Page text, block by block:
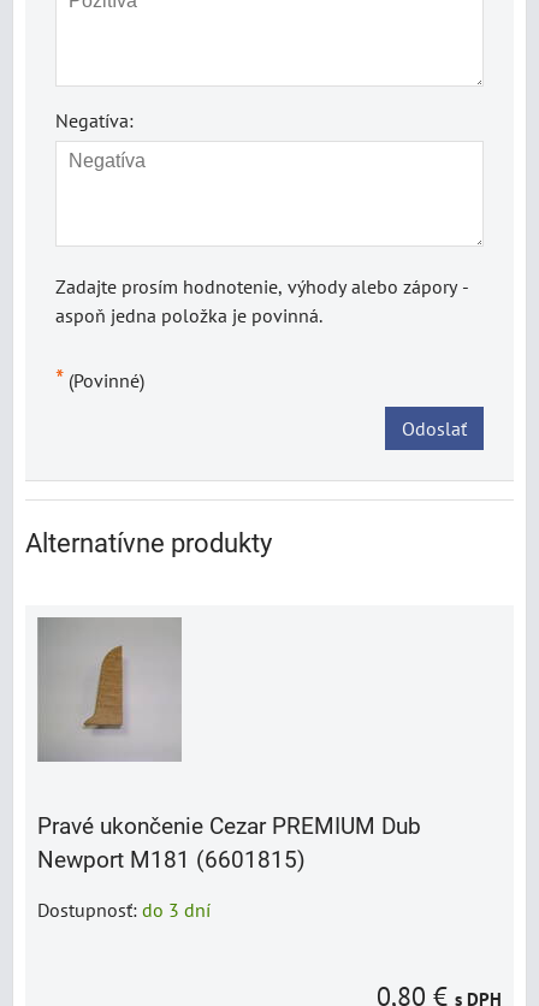
Negatíva:
Zadajte prosím hodnotenie, výhody alebo zápory -
aspoň jedna položka je povinná.
* (Povinné)
Odoslať
Alternatívne produkty
Pravé ukončenie Cezar PREMIUM Dub
Newport M181 (6601815)
Dostupnosť: do 3 dní
0,80 € s DPH